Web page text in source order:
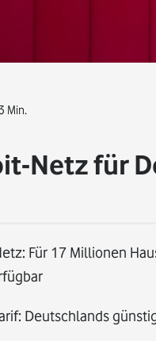
Min.
Netz für
Für 17 Millionen
Deutschlands